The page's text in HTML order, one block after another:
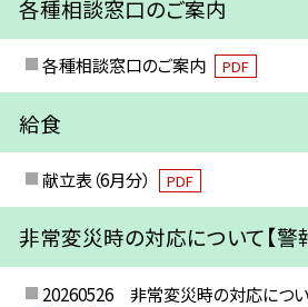
各種相談窓口のご案内
各種相談窓口のご案内 PDF
給食
献立表（6月分） PDF
非常変災時の対応について【警
20260526 非常変災時の対応につい